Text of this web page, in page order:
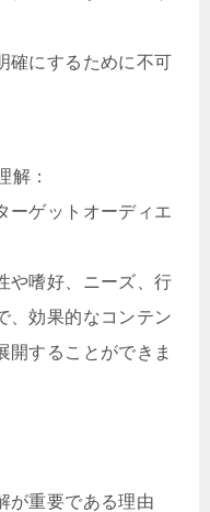
確にするために不可
解：
ーゲットオーディエ
や嗜好、ニーズ、行
、効果的なコンテン
開することができま
が重要である理由